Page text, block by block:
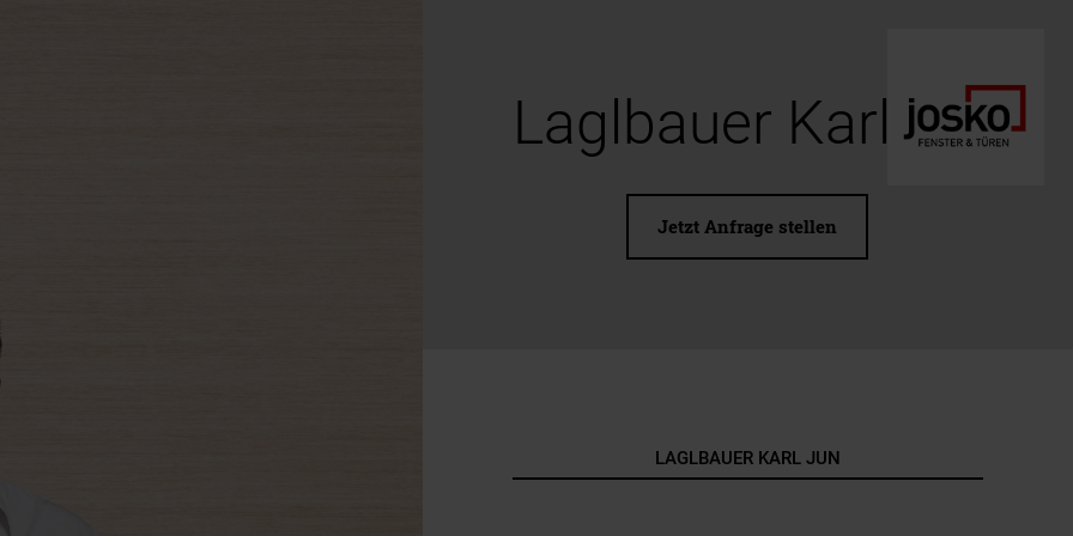
Laglbauer Karl jun
Jetzt Anfrage stellen
LAGLBAUER KARL JUN